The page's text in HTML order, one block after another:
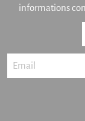
informations